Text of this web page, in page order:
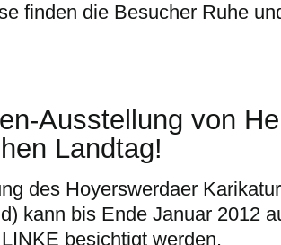
finden die Besucher Ruhe
Ausstellung von
Landtag!
des Hoyerswerdaer
kann bis Ende Januar 2012
besichtigt werden.